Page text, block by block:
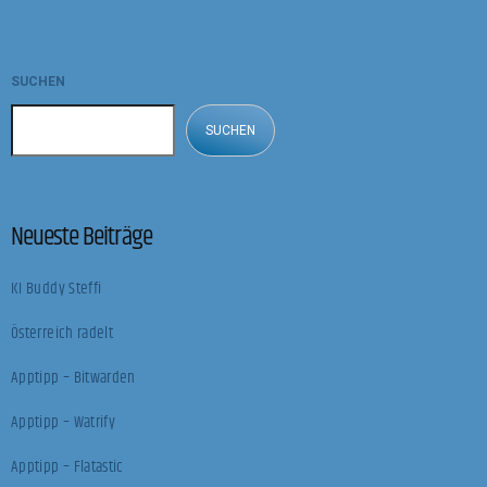
SUCHEN
SUCHEN
Neueste Beiträge
KI Buddy Steffi
Österreich radelt
Apptipp – Bitwarden
Apptipp – Watrify
Apptipp – Flatastic